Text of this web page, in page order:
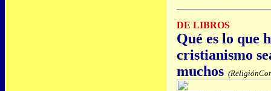
DE LIBROS
Qué es lo que
cristianismo
muchos